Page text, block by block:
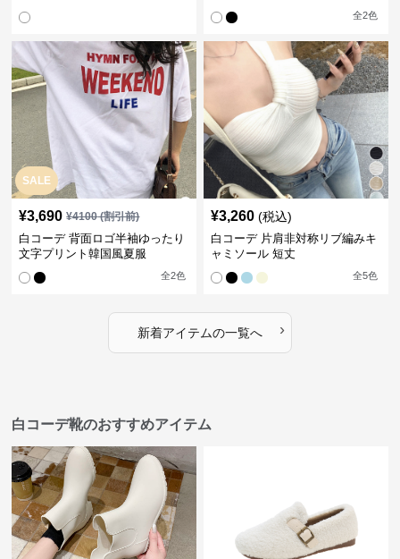
全2色
SALE
¥3,690 ¥4100(割引前)
白コーデ 背面ロゴ半袖ゆったり
文字プリント韓国風夏服
全2色
¥3,260 (税込)
白コーデ 片肩非対称リブ編みキ
ャミソール 短丈
全5色
新着アイテムの一覧へ ›
白コーデ靴のおすすめアイテム